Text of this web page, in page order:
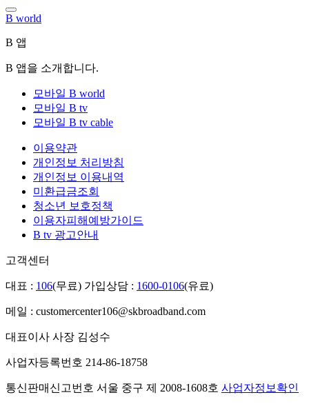
B world
B 앱
B 앱을 소개합니다.
모바일 B world
모바일 B tv
모바일 B tv cable
이용약관
개인정보 처리방침
개인정보 이용내역
미환급금조회
청소년 보호정책
이용자피해예방가이드
B tv 광고안내
고객센터
대표 : 106(무료) 가입상담 : 1600-0106(유료)
메일 : customercenter106@skbroadband.com
대표이사 사장 김성수
사업자등록번호 214-86-18758
통신판매신고번호 서울 중구 제 2008-1608호 사업자정보확인